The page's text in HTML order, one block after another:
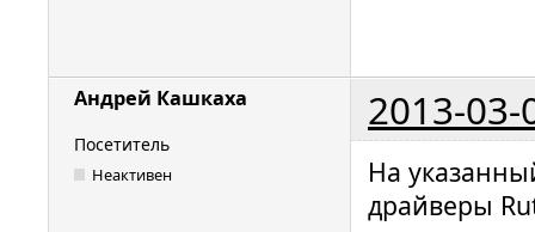
Андрей Кашкаха 2013-03-
Посетитель
Неактивен
На
драйверы